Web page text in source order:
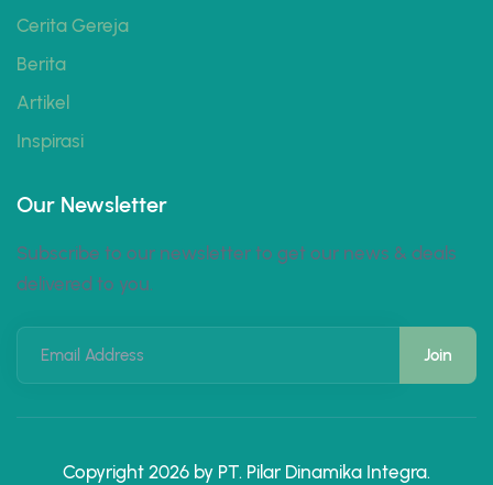
Cerita Gereja
Berita
Artikel
Inspirasi
Our Newsletter
Subscribe to our newsletter to get our news & deals
delivered to you.
Email Address
Copyright 2026 by PT. Pilar Dinamika Integra.